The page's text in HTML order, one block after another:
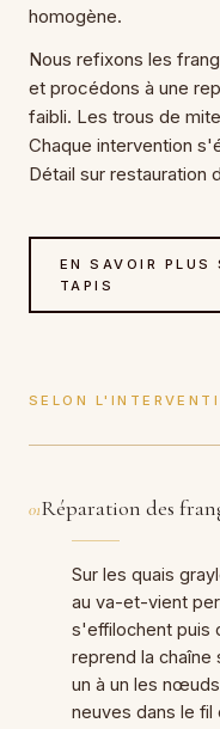
homogène.
Nous refixons les
et procédons à une
faibli. Les trous de
Chaque intervention
Détail sur restauration
EN SAVOIR PLUS
TAPIS
SELON
01Réparation des
Sur les quais
au va-et-vient
s'effilochent puis
reprend la chaîne
un à un les
neuves dans le